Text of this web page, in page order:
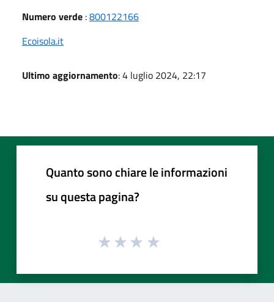
Numero verde :800122166
Ecoisola.it
Ultimo aggiornamento: 4 luglio 2024, 22:17
Quanto sono chiare le informazioni
su questa pagina?